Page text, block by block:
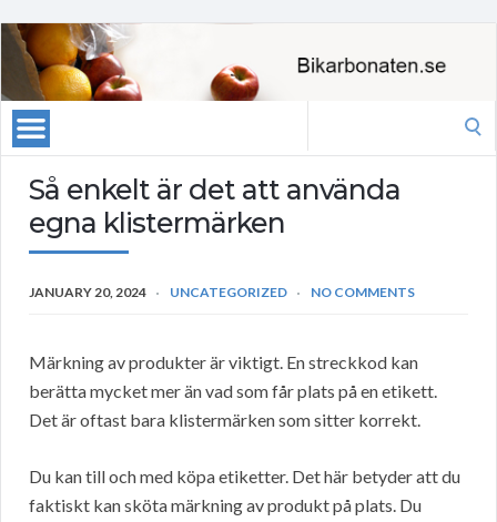
Så enkelt är det att använda
egna klistermärken
JANUARY 20, 2024 UNCATEGORIZED NO COMMENTS
Märkning av produkter är viktigt. En streckkod kan
berätta mycket mer än vad som får plats på en etikett.
Det är oftast bara klistermärken som sitter korrekt.
Du kan till och med köpa etiketter. Det här betyder att du
faktiskt kan sköta märkning av produkt på plats. Du